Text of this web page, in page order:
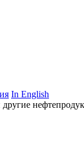
In English